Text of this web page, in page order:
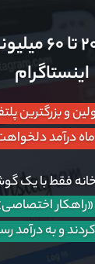
وبینار
اینستاگرام
و بزرگترین
خانه فقط با یک
و به درآمد